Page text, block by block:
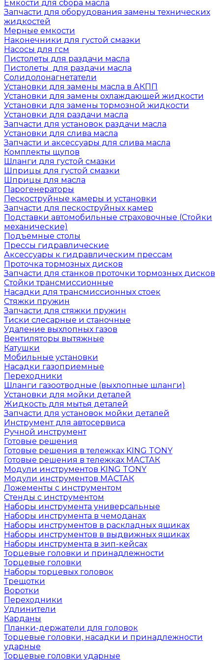
Емкости для сбора масла
Запчасти для оборудования замены технических
жидкостей
Мерные емкости
Наконечники для густой смазки
Насосы для гсм
Пистолеты для раздачи масла
Пистолеты для раздачи масла
Солидолонагнетатели
Установки для замены масла в АКПП
Установки для замены охлаждающей жидкости
Установки для замены тормозной жидкости
Установки для раздачи масла
Запчасти для установок раздачи масла
Установки для слива масла
Запчасти и аксессуары для слива масла
Комплекты щупов
Шланги для густой смазки
Шприцы для густой смазки
Шприцы для масла
Парогенераторы
Пескоструйные камеры и установки
Запчасти для пескоструйных камер
Подставки автомобильные страховочные (Стойки
механические)
Подъемные столы
Прессы гидравлические
Аксессуары к гидравлическим прессам
Проточка тормозных дисков
Запчасти для станков проточки тормозных дисков
Стойки трансмиссионные
Насадки для трансмиссионных стоек
Стяжки пружин
Запчасти для стяжки пружин
Тиски слесарные и станочные
Удаление выхлопных газов
Вентиляторы вытяжные
Катушки
Мобильные установки
Насадки газоприемные
Переходники
Шланги газоотводные (выхлопные шланги)
Установки для мойки деталей
Жидкость для мытья деталей
Запчасти для установок мойки деталей
Инструмент для автосервиса
Ручной инструмент
Готовые решения
Готовые решения в тележках KING TONY
Готовые решения в тележках МАСТАК
Модули инструментов KING TONY
Модули инструментов МАСТАК
Ложементы с инструментом
Стенды с инструментом
Наборы инструмента универсальные
Наборы инструмента в чемоданах
Наборы инструментов в раскладных ящиках
Наборы инструментов в выдвижных ящиках
Наборы инструмента в зип-кейсах
Торцевые головки и принадлежности
Торцевые головки
Наборы торцевых головок
Трещотки
Воротки
Переходники
Удлинители
Карданы
Планки-держатели для головок
Торцевые головки, насадки и принадлежности
ударные
Торцевые головки ударные